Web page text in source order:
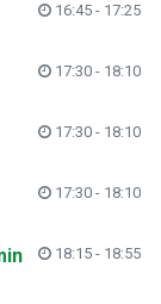
16:45 - 17:25
17:30 - 18:10
17:30 - 18:10
17:30 - 18:10
18:15 - 18:55